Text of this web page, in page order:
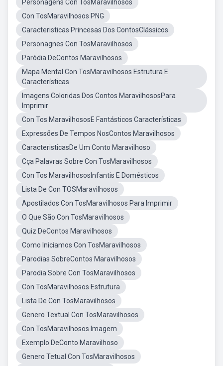
Personagens Con TosMaravilhosos
Con TosMaravilhosos PNG
Caracteristicas Princesas Dos ContosClássicos
Personagnes Con TosMaravilhosos
Paródia DeContos Maravilhosos
Mapa Mental Con TosMaravilhosos Estrutura E
Características
Imagens Coloridas Dos Contos MaravilhososPara
Imprimir
Con Tos MaravilhososE Fantásticos Características
Expressões De Tempos NosContos Maravilhosos
CaracteristicasDe Um Conto Maravilhoso
Cça Palavras Sobre Con TosMaravilhosos
Con Tos MaravilhososInfantis E Domésticos
Lista De Con TOSMaravilhosos
Apostilados Con TosMaravilhosos Para Imprimir
O Que São Con TosMaravilhosos
Quiz DeContos Maravilhosos
Como Iniciamos Con TosMaravilhosos
Parodias SobreContos Maravilhosos
Parodia Sobre Con TosMaravilhosos
Con TosMaravilhosos Estrutura
Lista De Con TosMaravilhosos
Genero Textual Con TosMaravilhosos
Con TosMaravilhosos Imagem
Exemplo DeConto Maravilhoso
Genero Tetual Con TosMaravilhosos